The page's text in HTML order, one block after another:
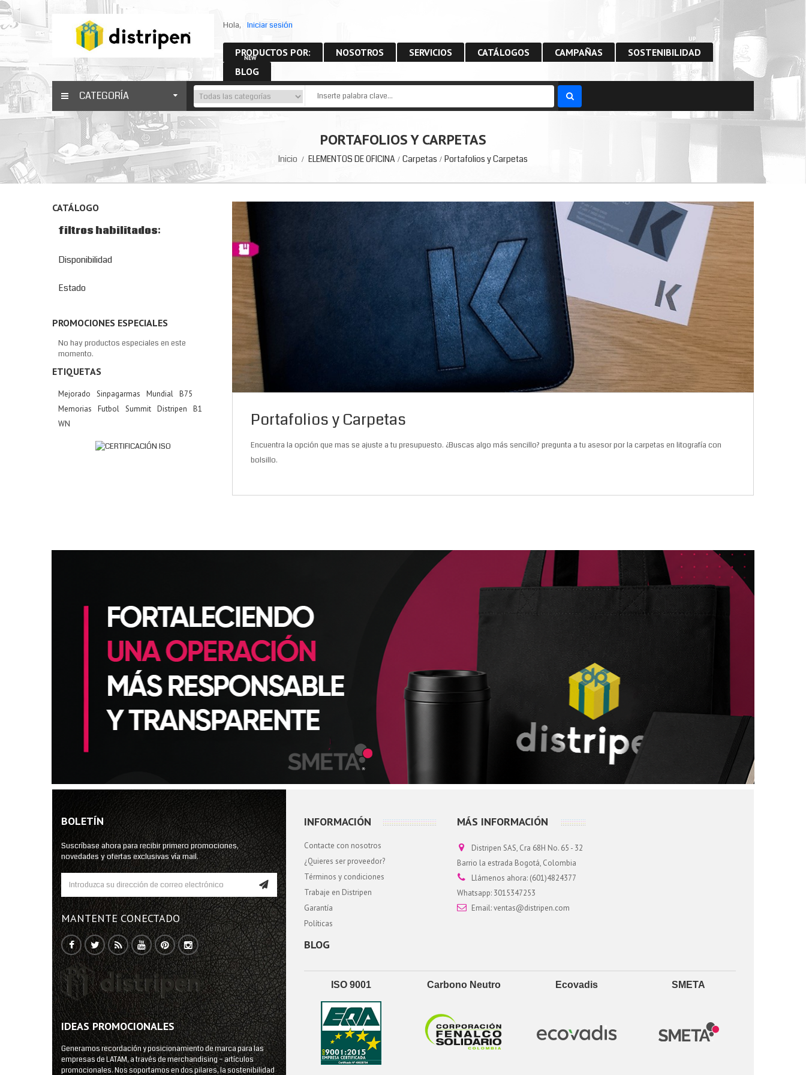
Hola, Iniciar sesión
PRODUCTOS POR: NOSOTROS SERVICIOS CATÁLOGOS CAMPAÑAS SOSTENIBILIDAD
UP
BLOG
NEW
CATEGORÍA
PORTAFOLIOS Y CARPETAS
Inicio ELEMENTOS DE OFICINA Carpetas Portafolios y Carpetas
CATÁLOGO
filtros habilitados:
Disponibilidad
Estado
PROMOCIONES ESPECIALES
No hay productos especiales en este
momento.
ETIQUETAS
Mejorado Sinpagarmas Mundial B75
Memorias
Futbol Summit Distripen
B1
WN
Portafolios y Carpetas
Encuentra la opción que mas se ajuste a tu presupuesto. ¿Buscas algo más sencillo? pregunta a tu asesor por la carpetas en litografía con
bolsillo.
BOLETÍN
Suscríbase ahora para recibir primero promociones,
novedades y ofertas exclusivas vía mail.
MANTENTE CONECTADO
IDEAS PROMOCIONALES
Generamos recordación y posicionamiento de marca para las
empresas de LATAM, a través de merchandising – artículos
promocionales. Nos soportamos en dos pilares, la sostenibilidad
INFORMACIÓN
Contacte con nosotros
¿Quieres ser proveedor?
Términos y condiciones
Trabaje en Distripen
Garantía
Políticas
BLOG
MÁS INFORMACIÓN
Distripen SAS, Cra 68H No. 65 - 32
Barrio la estrada Bogotá, Colombia
Llámenos ahora: (601)4824377
Whatsapp: 3015347253
Email:ventas@distripen.com
ISO 9001 Carbono Neutro Ecovadis SMETA